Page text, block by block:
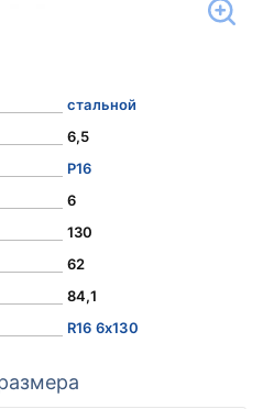
стальной
6,5
Р16
6
130
62
84,1
R16 6x130